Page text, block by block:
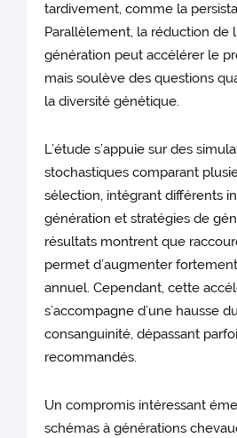
tardivement, comme la
Parallèlement, la réduction de
génération peut accélérer le
mais soulève des questions
la diversité génétique.
L’étude s’appuie sur des
stochastiques comparant
sélection, intégrant différents
génération et stratégies de
résultats montrent que
permet d’augmenter
annuel. Cependant, cette
s’accompagne d’une hausse
consanguinité, dépassant
recommandés.
Un compromis intéressant
schémas à générations